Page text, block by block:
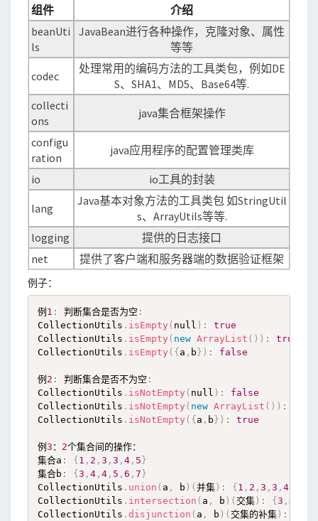
组件
介绍
beanUti
ls
JavaBean进行各种操作，克隆对象、属性
等等
codec
处理常用的编码方法的工具类包，例如DE
S、SHA1、MD5、Base64等.
collecti
ons
java集合框架操作
configu
ration
java应用程序的配置管理类库
io io工具的封装
lang
Java基本对象方法的工具类包 如StringUtil
s、ArrayUtils等等.
logging
提供的日志接口
net
提供了客户端和服务器端的数据验证框架
例子：
例1 : 判断集合是否为空 :
CollectionUtils . isEmpty ( null ) :
true
CollectionUtils . isEmpty ( new ArrayList ( ) ) :
true
CollectionUtils . isEmpty ( {a , b} ) : false
例2 : 判断集合是否不为空 :
CollectionUtils . isNotEmpty ( null ) :
false
CollectionUtils . isNotEmpty ( new ArrayList ( ) ) :
CollectionUtils . isNotEmpty ( {a , b} ) : true
例3 ： 2个集合间的操作：
集合a : {1 , 2 , 3 , 3 , 4 , 5}
集合b : {3 , 4 , 4 , 5 , 6 , 7}
CollectionUtils . union ( a , b ) (并集) : {1 , 2 , 3 , 3 , 4
CollectionUtils . intersection ( a , b ) (交集) : {3 , 4
CollectionUtils . disjunction ( a , b ) (交集的补集) :